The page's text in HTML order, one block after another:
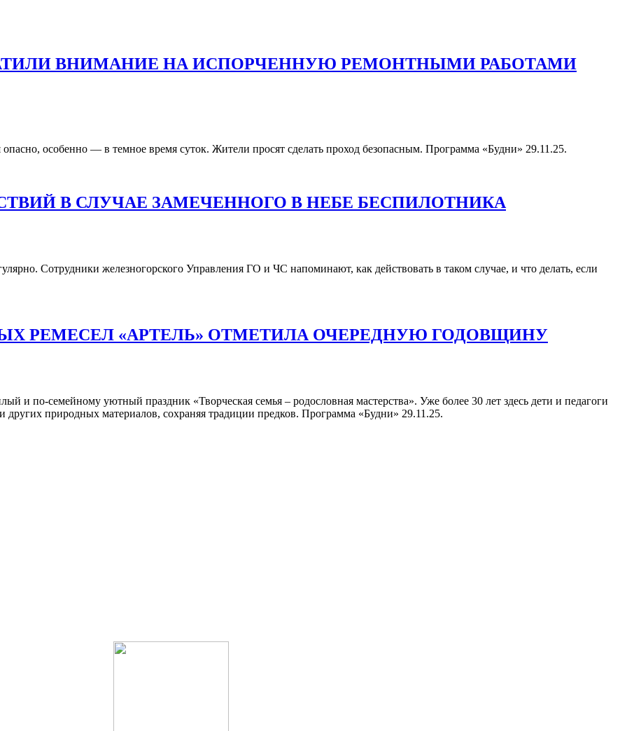
ВНИМАНИЕ НА ИСПОРЧЕННУЮ РЕМОНТНЫМИ РАБОТАМИ
особенно — в темное время суток. Жители просят сделать проход безопасным. Программа «Будни» 29.11.25.
В СЛУЧАЕ ЗАМЕЧЕННОГО В НЕБЕ БЕСПИЛОТНИКА
Сотрудники железногорского Управления ГО и ЧС напоминают, как действовать в таком случае, и что делать, если
РЕМЕСЕЛ «АРТЕЛЬ» ОТМЕТИЛА ОЧЕРЕДНУЮ ГОДОВЩИНУ
и по-семейному уютный праздник «Творческая семья – родословная мастерства». Уже более 30 лет здесь дети и педагоги
природных материалов, сохраняя традиции предков. Программа «Будни» 29.11.25.